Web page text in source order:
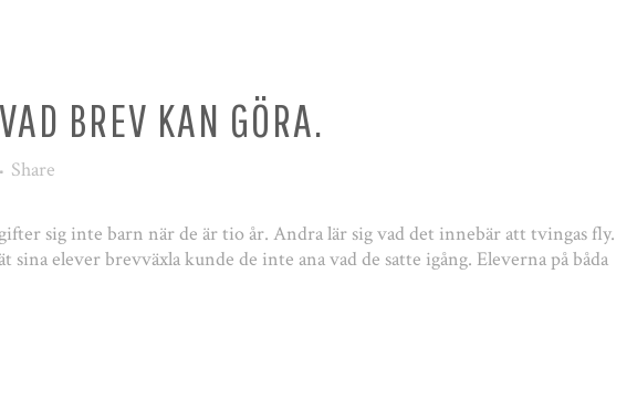
BREV KAN GÖRA.
Share
sig inte barn när de är tio år. Andra lär sig vad det innebär att tvingas fly.
sina elever brevväxla kunde de inte ana vad de satte igång. Eleverna på båda